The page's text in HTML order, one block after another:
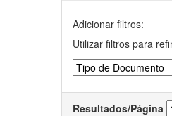
Adicionar filtros:
Utilizar filtros para
Resultados/Página